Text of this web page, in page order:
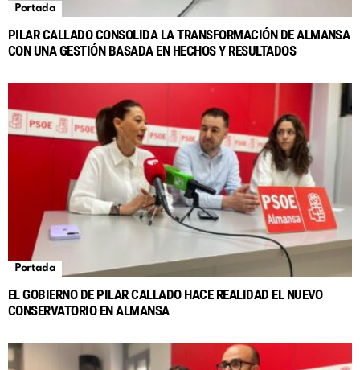
Portada
PILAR CALLADO CONSOLIDA LA TRANSFORMACIÓN DE ALMANSA
CON UNA GESTIÓN BASADA EN HECHOS Y RESULTADOS
Portada
EL GOBIERNO DE PILAR CALLADO HACE REALIDAD EL NUEVO
CONSERVATORIO EN ALMANSA